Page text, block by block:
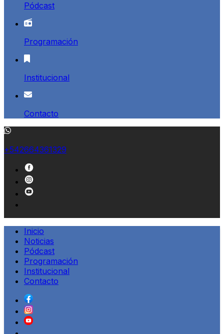
Pódcast
Programación
Institucional
Contacto
+542664361329
Inicio
Noticias
Pódcast
Programación
Institucional
Contacto